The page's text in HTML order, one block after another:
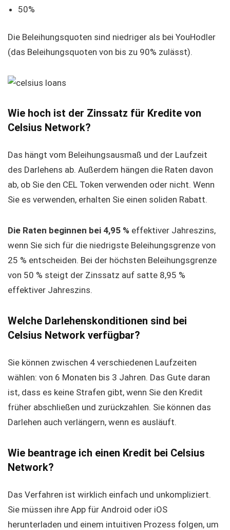
50%
Die Beleihungsquoten sind niedriger als bei YouHodler
(das Beleihungsquoten von bis zu 90% zulässt).
Wie hoch ist der Zinssatz für Kredite von
Celsius Network?
Das hängt vom Beleihungsausmaß und der Laufzeit
des Darlehens ab. Außerdem hängen die Raten davon
ab, ob Sie den CEL Token verwenden oder nicht. Wenn
Sie es verwenden, erhalten Sie einen soliden Rabatt.
Die Raten beginnen bei 4,95 % effektiver Jahreszins,
wenn Sie sich für die niedrigste Beleihungsgrenze von
25 % entscheiden. Bei der höchsten Beleihungsgrenze
von 50 % steigt der Zinssatz auf satte 8,95 %
effektiver Jahreszins.
Welche Darlehenskonditionen sind bei
Celsius Network verfügbar?
Sie können zwischen 4 verschiedenen Laufzeiten
wählen: von 6 Monaten bis 3 Jahren. Das Gute daran
ist, dass es keine Strafen gibt, wenn Sie den Kredit
früher abschließen und zurückzahlen. Sie können das
Darlehen auch verlängern, wenn es ausläuft.
Wie beantrage ich einen Kredit bei Celsius
Network?
Das Verfahren ist wirklich einfach und unkompliziert.
Sie müssen ihre App für Android oder iOS
herunterladen und einem intuitiven Prozess folgen, um